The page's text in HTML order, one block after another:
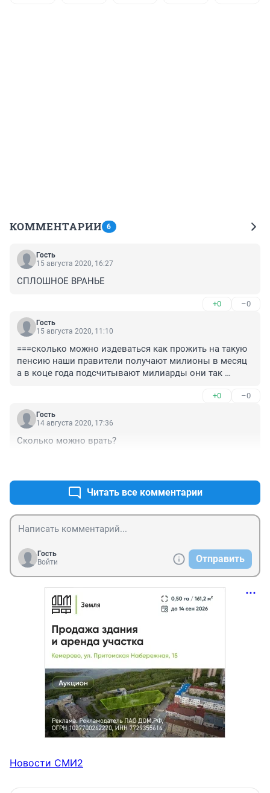
КОММЕНТАРИИ 6
Гость
15 августа 2020, 16:27
СПЛОШНОЕ ВРАНЬЕ
+0 –0
Гость
15 августа 2020, 11:10
===сколько можно издеваться как прожить на такую
пенсию наши правители получают милионы в месяц
а в коце года подсчитывают милиарды они так
+0 –0
Гость
14 августа 2020, 17:36
Сколько можно врать?
Читать все комментарии
Гость
Войти
Отправить
Новости СМИ2